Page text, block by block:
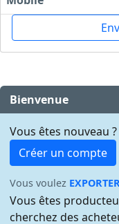
Bienvenue
Vous êtes nouveau ?
Créer un compte
Vous voulez
Vous êtes
cherchez des